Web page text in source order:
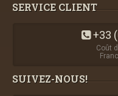
SERVICE CLIENT
+33
Coût
SUIVEZ-NOUS!